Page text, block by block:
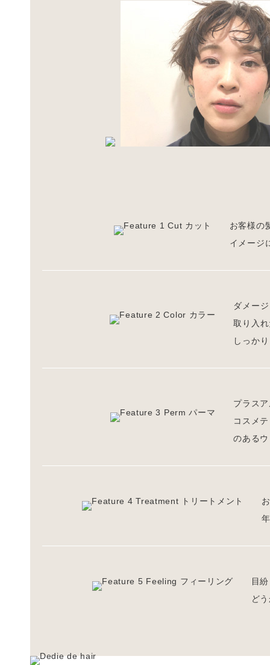
お客様の
イメージ
ダメー
取り入
しっか
プラス
コスメ
のある
目
ど